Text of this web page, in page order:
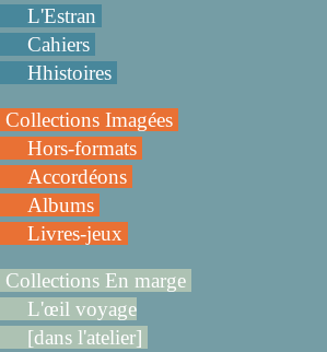
L'Estran
Cahiers
Hhistoires
Collections Imagées
Hors-formats
Accordéons
Albums
Livres-jeux
Collections En marge
L'œil voyage
[dans l'atelier]